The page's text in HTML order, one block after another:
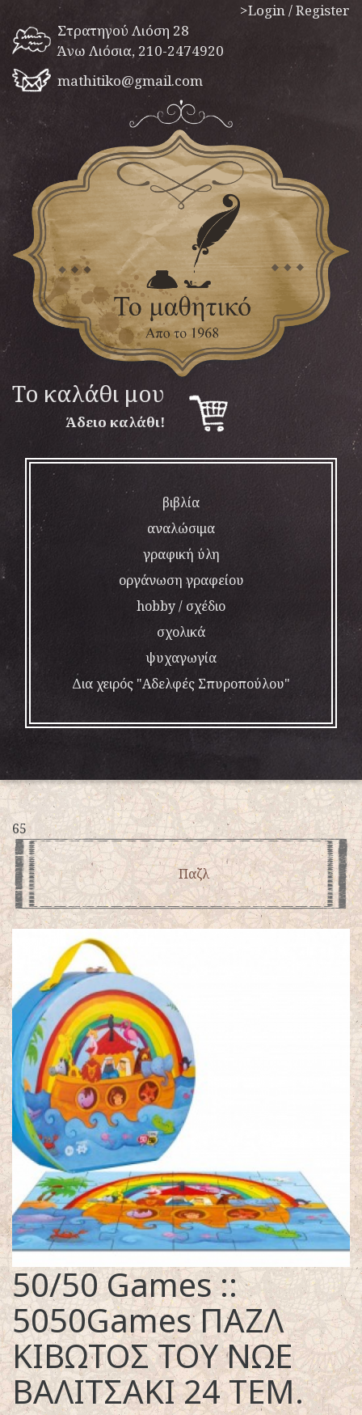
>Login / Register
Στρατηγού Λιόση 28
Άνω Λιόσια, 210-2474920
mathitiko@gmail.com
To καλάθι μου
Άδειο καλάθι!
βιβλία
αναλώσιμα
γραφική ύλη
οργάνωση γραφείου
hobby / σχέδιο
σχολικά
ψυχαγωγία
Δια χειρός "Αδελφές Σπυροπούλου"
65
Παζλ
50/50 Games ::
5050Games ΠΑΖΛ
ΚΙΒΩΤΟΣ ΤΟΥ ΝΩΕ
ΒΑΛΙΤΣΑΚΙ 24 ΤΕΜ.